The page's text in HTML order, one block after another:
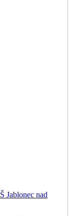
Jablonec nad